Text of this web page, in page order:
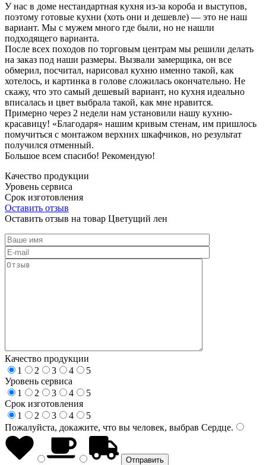
У нас в доме нестандартная кухня из-за короба и выступов,
поэтому готовые кухни (хоть они и дешевле) — это не наш
вариант. Мы с мужем много где были, но не нашли
подходящего варианта.
После всех походов по торговым центрам мы решили делать
на заказ под наши размеры. Вызвали замерщика, он все
обмерил, посчитал, нарисовал кухню именно такой, как
хотелось, и картинка в голове сложилась окончательно. Не
скажу, что это самый дешевый вариант, но кухня идеально
вписалась и цвет выбрала такой, как мне нравится.
Примерно через 2 недели нам установили нашу кухню-
красавицу! «Благодаря» нашим кривым стенам, им пришлось
помучиться с монтажом верхних шкафчиков, но результат
получился отменный.
Большое всем спасибо! Рекомендую!
Качество продукции
Уровень сервиса
Срок изготовления
Оставить отзыв
Оставить отзыв на товар Цветущий лен
Качество продукции
1
2 3 4
5
Уровень сервиса
1
2 3 4
5
Срок изготовления
1
2 3 4
5
Пожалуйста, докажите, что вы человек, выбрав Сердце.